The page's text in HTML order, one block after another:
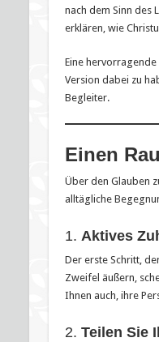
nach dem Sinn des
erklären, wie
Eine
Version dabei zu
Begleiter.
Einen
Über den Glauben
alltägliche
1. Aktives
Der erste Schritt,
Zweifel äußern,
Ihnen auch, ihre
2. Teilen Sie